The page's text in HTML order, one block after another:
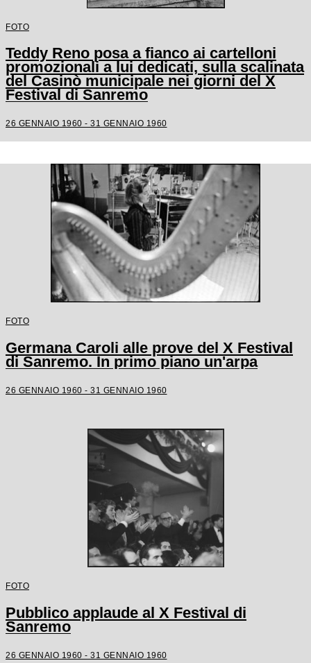
FOTO
Teddy Reno posa a fianco ai cartelloni
promozionali a lui dedicati, sulla scalinata
del Casinò municipale nei giorni del X
Festival di Sanremo
26 GENNAIO 1960 - 31 GENNAIO 1960
FOTO
Germana Caroli alle prove del X Festival
di Sanremo. In primo piano un'arpa
26 GENNAIO 1960 - 31 GENNAIO 1960
FOTO
Pubblico applaude al X Festival di
Sanremo
26 GENNAIO 1960 - 31 GENNAIO 1960